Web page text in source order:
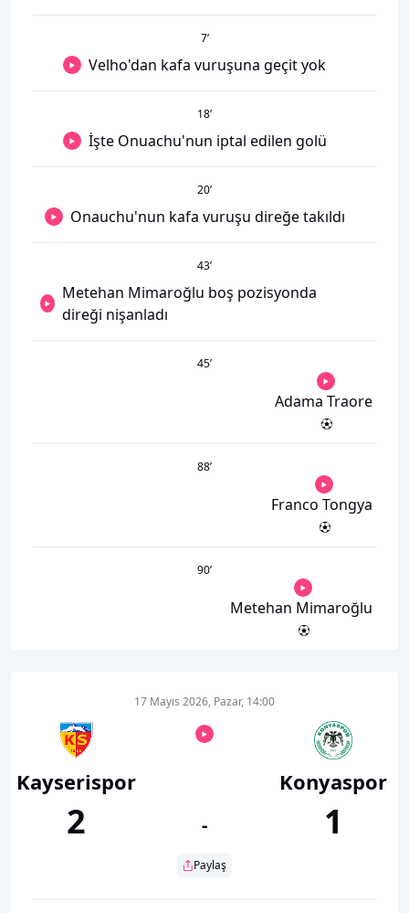
7’
Velho'dan kafa vuruşuna geçit yok
18’
İşte Onuachu'nun iptal edilen golü
20’
Onauchu'nun kafa vuruşu direğe takıldı
43’
Metehan Mimaroğlu boş pozisyonda
direği nişanladı
45’
Adama Traore
88’
Franco Tongya
90’
Metehan Mimaroğlu
Kayserispor
2
17 Mayıs 2026, Pazar, 14:00
-
Paylaş
Konyaspor
1